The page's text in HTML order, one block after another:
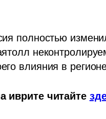
полностью
влияния в
иврите читайте